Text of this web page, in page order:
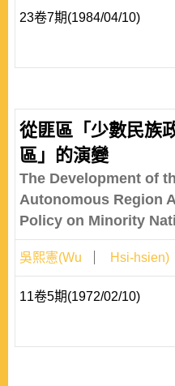
23卷7期(1984/04/10)
從匪區「少數民族
區」的演變
The Development of
Autonomous Region
Policy on Minority
吳熙憲(Wu Hsi-hsien)
11卷5期(1972/02/10)